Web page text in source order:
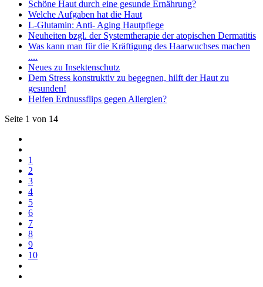
Schöne Haut durch eine gesunde Ernährung?
Welche Aufgaben hat die Haut
L-Glutamin: Anti- Aging Hautpflege
Neuheiten bzgl. der Systemtherapie der atopischen Dermatitis
Was kann man für die Kräftigung des Haarwuchses machen
....
Neues zu Insektenschutz
Dem Stress konstruktiv zu begegnen, hilft der Haut zu
gesunden!
Helfen Erdnussflips gegen Allergien?
Seite 1 von 14
1
2
3
4
5
6
7
8
9
10